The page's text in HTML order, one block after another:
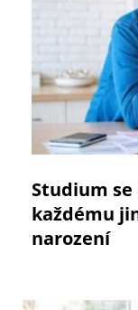
Studium
každému
narození